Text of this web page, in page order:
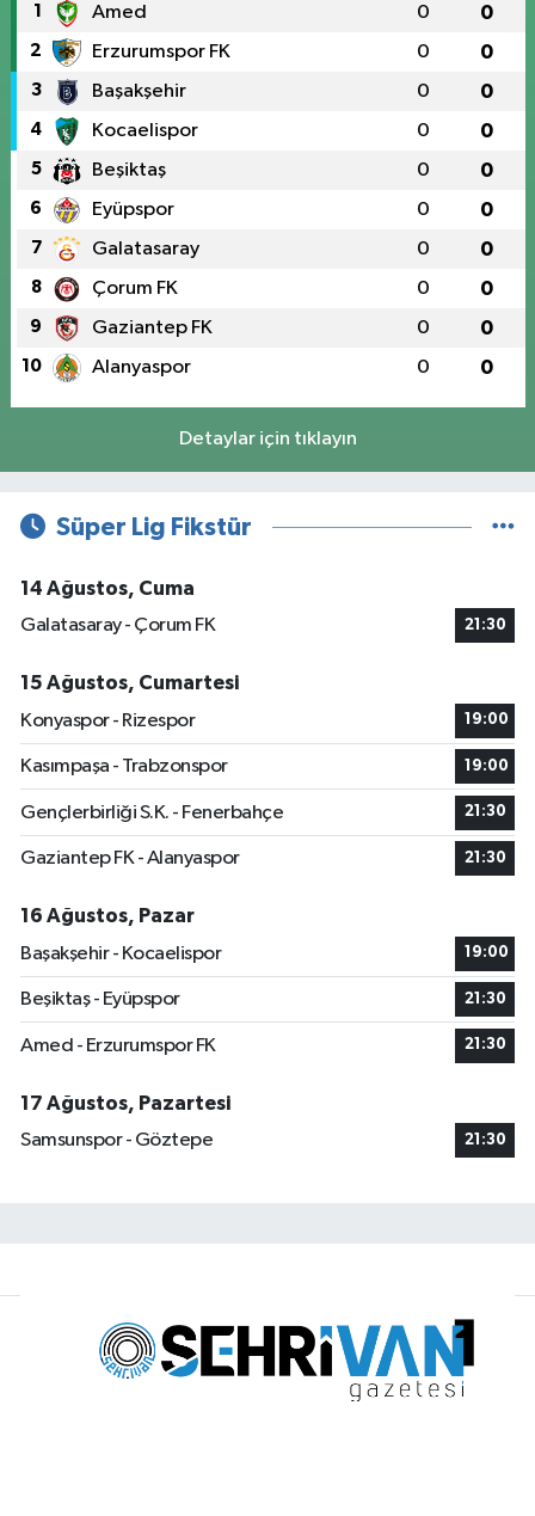
1 Amed 0 0
2 Erzurumspor FK 0 0
3 Başakşehir 0 0
4 Kocaelispor 0 0
5 Beşiktaş 0 0
6 Eyüpspor 0 0
7 Galatasaray 0 0
8 Çorum FK 0 0
9 Gaziantep FK 0 0
10 Alanyaspor 0 0
Detaylar için tıklayın
Süper Lig Fikstür
14 Ağustos, Cuma
Galatasaray - Çorum FK
21:30
15 Ağustos, Cumartesi
Konyaspor - Rizespor
19:00
Kasımpaşa - Trabzonspor 19:00
Gençlerbirliği S.K. - Fenerbahçe 21:30
Gaziantep FK - Alanyaspor 21:30
16 Ağustos, Pazar
Başakşehir - Kocaelispor
19:00
Beşiktaş - Eyüpspor 21:30
Amed - Erzurumspor FK 21:30
17 Ağustos, Pazartesi
Samsunspor - Göztepe
21:30